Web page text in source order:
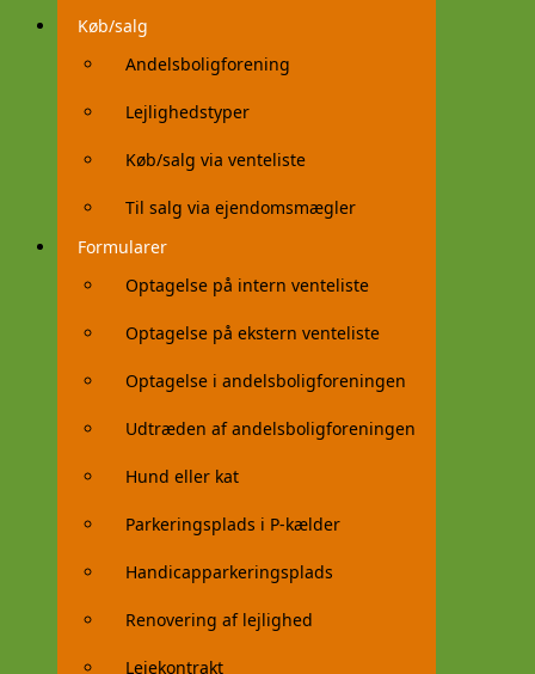
Køb/salg
Andelsboligforening
Lejlighedstyper
Køb/salg via venteliste
Til salg via ejendomsmægler
Formularer
Optagelse på intern venteliste
Optagelse på ekstern venteliste
Optagelse i andelsboligforeningen
Udtræden af andelsboligforeningen
Hund eller kat
Parkeringsplads i P-kælder
Handicapparkeringsplads
Renovering af lejlighed
Lejekontrakt